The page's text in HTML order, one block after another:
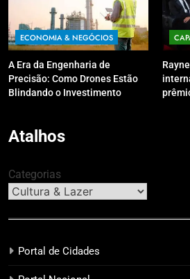
ECONOMIA & NEGÓCIOS
A Era da Engenharia de
Precisão: Como Drones Estão
Blindando o Investimento
Atalhos
Categorias
Portal de Cidades